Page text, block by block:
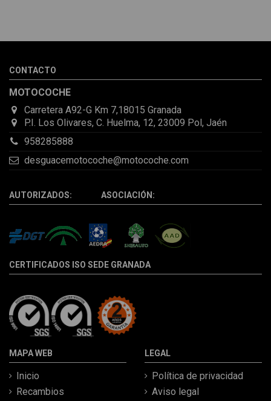
la pieza llegó correcta y bien embalada, además de llegarme 2
CONTACTO
MOTOCOCHE
Carretera A92-G Km 7,18015 Granada
P.I. Los Olivares, C. Huelma, 12, 23009 Pol, Jaén
958285888
desguacemotocoche@motocoche.com
AUTORIZADOS: ASOCIACIÓN:
CERTIFICADOS ISO SEDE GRANADA
MAPA WEB
Inicio
Recambios
LEGAL
Política de privacidad
Aviso legal